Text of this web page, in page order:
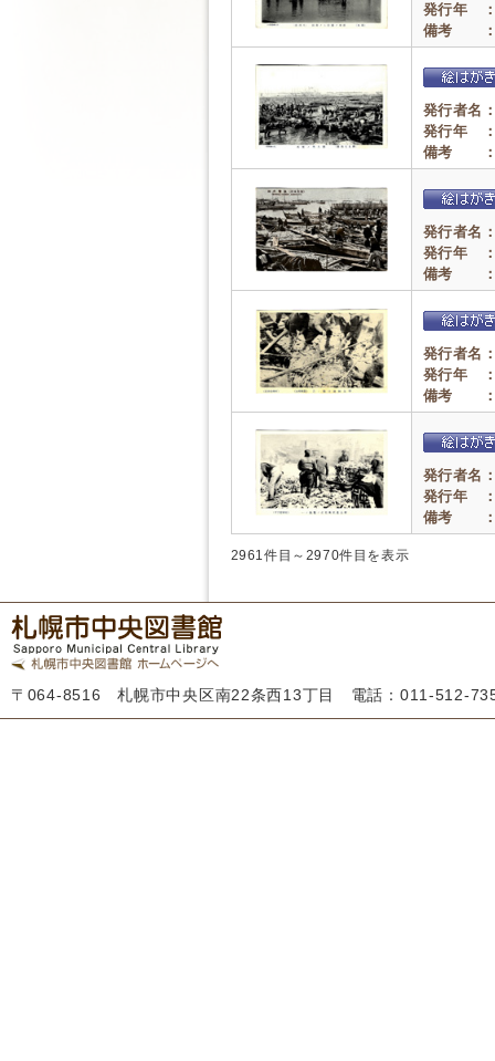
発行年
備考
発行者名
発行年
備考
発行者名
発行年
備考
発行者名
発行年
備考
発行者名
発行年
備考
2961件目～2970件目を表示
〒064-8516 札幌市中央区南22条西13丁目 電話：011-512-